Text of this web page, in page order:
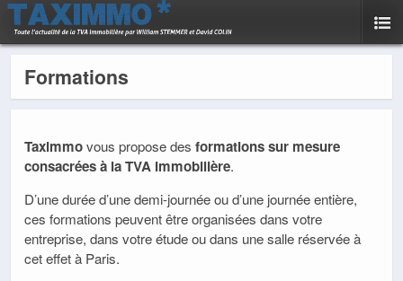
Formations
Taximmovous propose des formations sur mesure
consacrées à la TVA immobilière.
D’une durée d’une demi-journée ou d’une journée entière,
ces formations peuvent être organisées dans votre
entreprise, dans votre étude ou dans une salle réservée à
cet effet à Paris.